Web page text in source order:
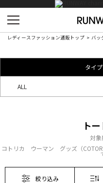
レディースファッション通販トップ バッ
タイ
ALL
ト
対象
コトリカ ウーマン グッズ（
絞り込み